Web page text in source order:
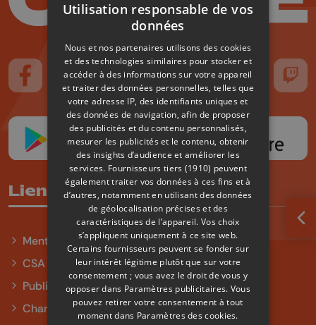
Suivez-nous sur FaceBook
Suivez-nous sur Instagram
Suivez-nous sur TikTokSuivez-nous sur YouTube
Suivez-nous
Liens utiles
Mentions légales
CSA
Publicité
Charte sur l'égalité et la diversité
Utilisation responsable de vos
données
Nous et nos partenaires utilisons des cookies
et des technologies similaires pour stocker et
accéder à des informations sur votre appareil
et traiter des données personnelles, telles que
votre adresse IP, des identifiants uniques et
des données de navigation, afin de proposer
des publicités et du contenu personnalisés,
mesurer les publicités et le contenu, obtenir
des insights d’audience et améliorer les
services. Fournisseurs tiers (1910) peuvent
également traiter vos données à ces fins et à
d’autres, notamment en utilisant des données
de géolocalisation précises et des
caractéristiques de l’appareil. Vos choix
s’appliquent uniquement à ce site web.
Certains fournisseurs peuvent se fonder sur
leur intérêt légitime plutôt que sur votre
consentement ; vous avez le droit de vous y
opposer dans Paramètres publicitaires. Vous
pouvez retirer votre consentement à tout
moment dans Paramètres des cookies.